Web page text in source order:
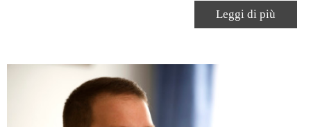
Leggi di più